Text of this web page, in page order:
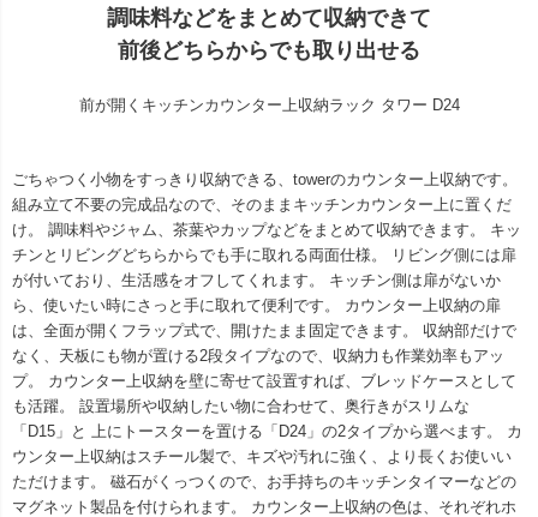
調味料などをまとめて収納できて
前後どちらからでも取り出せる
前が開くキッチンカウンター上収納ラック タワー D24
ごちゃつく小物をすっきり収納できる、towerのカウンター上収納です。
組み立て不要の完成品なので、そのままキッチンカウンター上に置くだ
け。 調味料やジャム、茶葉やカップなどをまとめて収納できます。 キッ
チンとリビングどちらからでも手に取れる両面仕様。 リビング側には扉
が付いており、生活感をオフしてくれます。 キッチン側は扉がないか
ら、使いたい時にさっと手に取れて便利です。 カウンター上収納の扉
は、全面が開くフラップ式で、開けたまま固定できます。 収納部だけで
なく、天板にも物が置ける2段タイプなので、収納力も作業効率もアッ
プ。 カウンター上収納を壁に寄せて設置すれば、ブレッドケースとして
も活躍。 設置場所や収納したい物に合わせて、奥行きがスリムな
「D15」と 上にトースターを置ける「D24」の2タイプから選べます。 カ
ウンター上収納はスチール製で、キズや汚れに強く、より長くお使いい
ただけます。 磁石がくっつくので、お手持ちのキッチンタイマーなどの
マグネット製品を付けられます。 カウンター上収納の色は、それぞれホ